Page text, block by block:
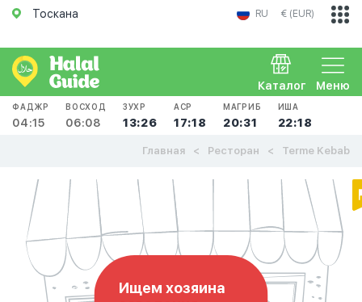
Тоскана RU € (EUR)
Меню
Каталог
ФАДЖР
04:15
ВОСХОД
06:08
ЗУХР
13:26
АСР
17:18
МАГРИБ
20:31
ИША
22:18
Главная Ресторан Terme Kebab
Ищем хозяина